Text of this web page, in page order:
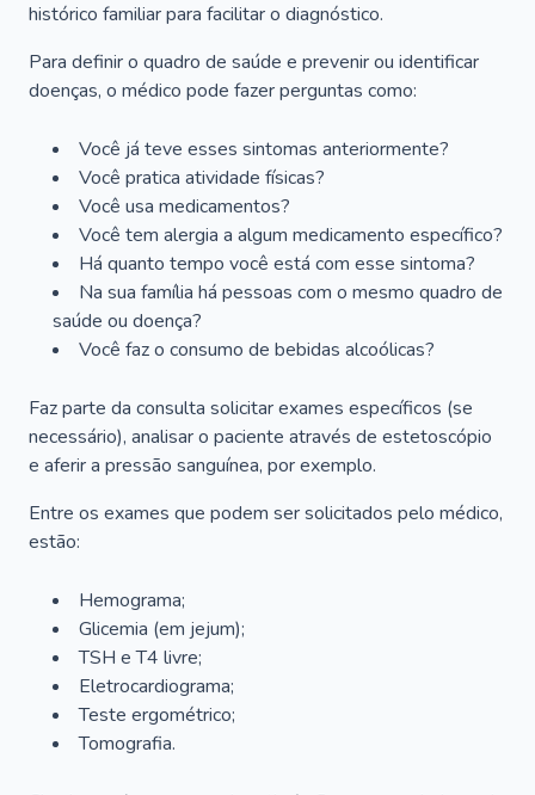
histórico familiar para facilitar o diagnóstico.
Para definir o quadro de saúde e prevenir ou identificar
doenças, o médico pode fazer perguntas como:
Você já teve esses sintomas anteriormente?
Você pratica atividade físicas?
Você usa medicamentos?
Você tem alergia a algum medicamento específico?
Há quanto tempo você está com esse sintoma?
Na sua família há pessoas com o mesmo quadro de
saúde ou doença?
Você faz o consumo de bebidas alcoólicas?
Faz parte da consulta solicitar exames específicos (se
necessário), analisar o paciente através de estetoscópio
e aferir a pressão sanguínea, por exemplo.
Entre os exames que podem ser solicitados pelo médico,
estão:
Hemograma;
Glicemia (em jejum);
TSH e T4 livre;
Eletrocardiograma;
Teste ergométrico;
Tomografia.